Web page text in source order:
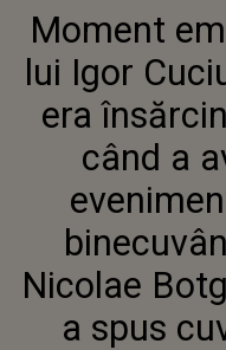
Moment
lui Igor
era
când a
Nicolae
a spus